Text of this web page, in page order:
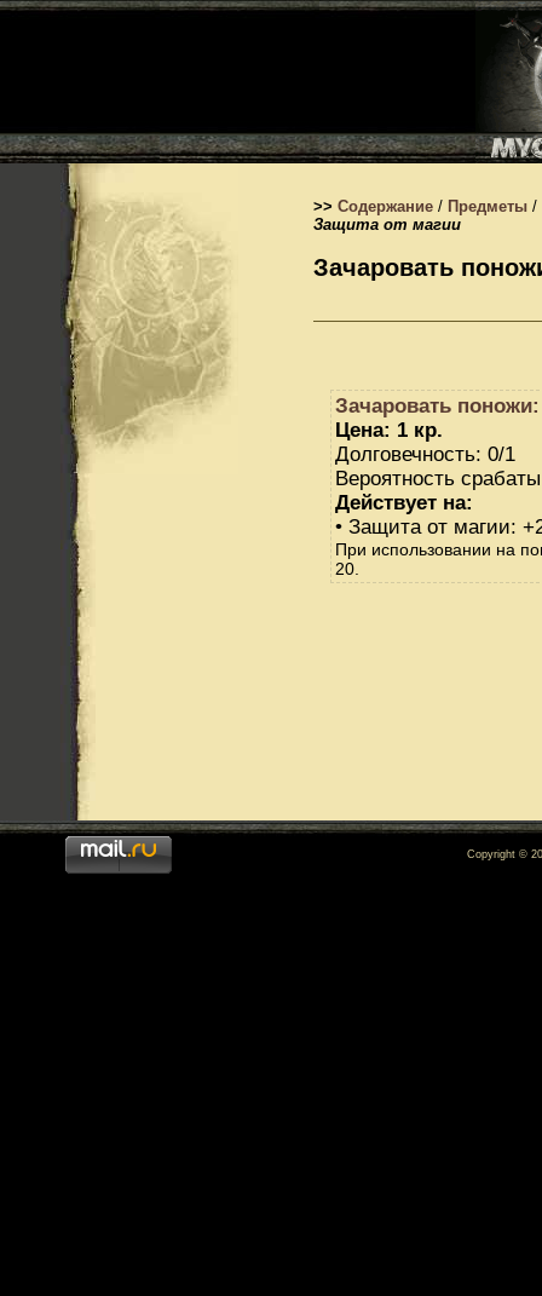
>> Содержание / Предметы /
Защита от магии
Зачаровать
Зачаровать
Цена: 1 кр.
Долговечность: 0/1
Вероятность
Действует на:
• Защита от магии:
При использовании на
20.
Copyright ©